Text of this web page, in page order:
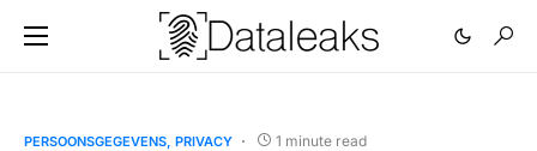
PERSOONSGEGEVENS PRIVACY 1 minute read